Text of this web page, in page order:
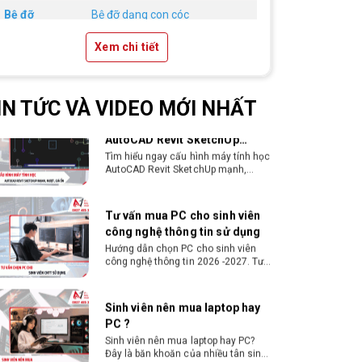
Bệ đỡ Bệ đỡ dạng con cóc
Kim loại chắc chắn
Xem chi tiết
TỨC VÀ VIDEO MỚI NHẤT
thiết kế đồ họa từ 2D, dựng video đến
3D. Cấu hình tối ưu, dùng bền 4 năm
đại học. Tư vấn lắp đặt tại Vi Tính
Nguyễn Thắng.
Cấu hình máy tính học
AutoCAD Revit SketchUp
mạnh, mượt, giá ổn
Tìm hiểu ngay cấu hình máy tính học
AutoCAD Revit SketchUp mạnh,
kiến trúc vận hành mượt mà, không
giật lag.
Tư vấn mua PC cho sinh viên
công nghệ thông tin sử dụng
vấn cấu hình học lập trình, chạy
Docker, máy ảo, Android Studio tối
ưu chi phí.
Sinh viên nên mua laptop hay
PC ?
viên khi chọn máy học tập. Xem
ngay phân tích để chọn thiết bị
chuẩn ngành, hợp túi tiền!
Laptop Sinh Viên 15–20 Triệu
2026: Cấu Hình Nào Đáng